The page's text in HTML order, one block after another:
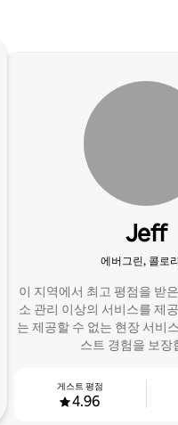
Jeff
에버그린, 콜로
이 지역에서 최고 평점을 받
소 관리 이상의 서비스를 제
는 제공할 수 없는 현장 서비
스트 경험을 보장
4.96
게스트 평점